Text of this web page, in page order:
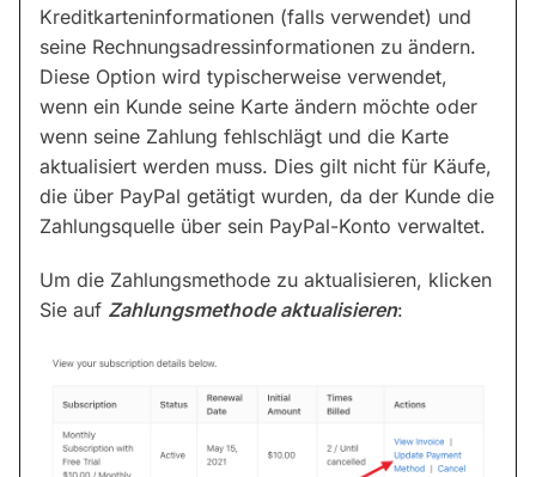
Kreditkarteninformationen (falls verwendet) und
seine Rechnungsadressinformationen zu ändern.
Diese Option wird typischerweise verwendet,
wenn ein Kunde seine Karte ändern möchte oder
wenn seine Zahlung fehlschlägt und die Karte
aktualisiert werden muss. Dies gilt nicht für Käufe,
die über PayPal getätigt wurden, da der Kunde die
Zahlungsquelle über sein PayPal-Konto verwaltet.
Um die Zahlungsmethode zu aktualisieren, klicken
Sie auf Zahlungsmethode aktualisieren: